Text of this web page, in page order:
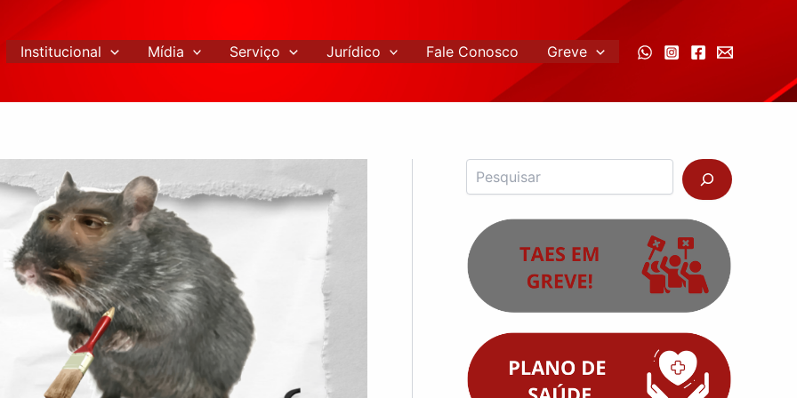
Institucional Mídia Serviço Jurídico Fale Conosco Greve
Pesquisar